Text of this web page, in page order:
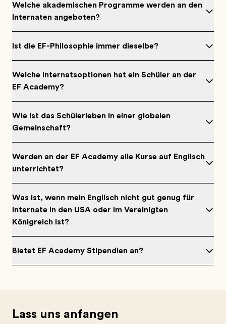
Welche akademischen Programme werden an den
Internaten angeboten?
Ist die EF-Philosophie immer dieselbe?
Welche Internatsoptionen hat ein Schüler an der
EF Academy?
Wie ist das Schülerleben in einer globalen
Gemeinschaft?
Werden an der EF Academy alle Kurse auf Englisch
unterrichtet?
Was ist, wenn mein Englisch nicht gut genug für
Internate in den USA oder im Vereinigten
Königreich ist?
Bietet EF Academy Stipendien an?
Lass uns anfangen